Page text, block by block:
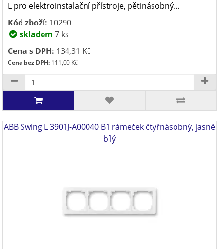
L pro elektroinstalační přístroje, pětinásobný...
Kód zboží: 10290
skladem 7 ks
Cena s DPH: 134,31 Kč
Cena bez DPH: 111,00 Kč
ABB Swing L 3901J-A00040 B1 rámeček čtyřnásobný, jasně
bílý